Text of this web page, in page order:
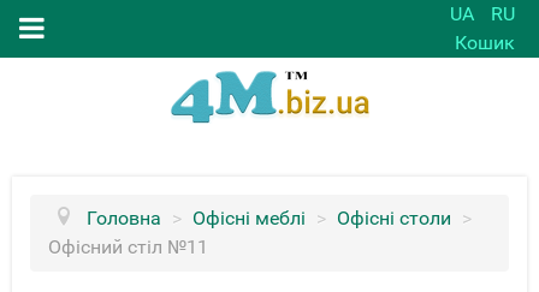
UA
RU
Кошик
Головна > Офісні меблі > Офісні столи >
Офісний стіл №11